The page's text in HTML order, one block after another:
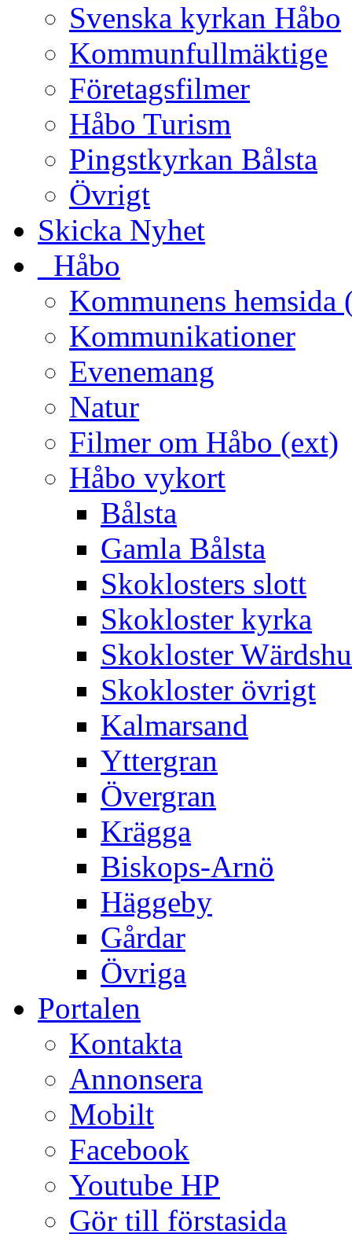
Svenska kyrkan Håbo
Kommunfullmäktige
Företagsfilmer
Håbo Turism
Pingstkyrkan Bålsta
Övrigt
Skicka Nyhet
_Håbo
Kommunens hemsida
Kommunikationer
Evenemang
Natur
Filmer om Håbo (ext)
Håbo vykort
Bålsta
Gamla Bålsta
Skoklosters slott
Skokloster kyrka
Skokloster
Skokloster övrigt
Kalmarsand
Yttergran
Övergran
Krägga
Biskops-Arnö
Häggeby
Gårdar
Övriga
Portalen
Kontakta
Annonsera
Mobilt
Facebook
Youtube HP
Gör till förstasida